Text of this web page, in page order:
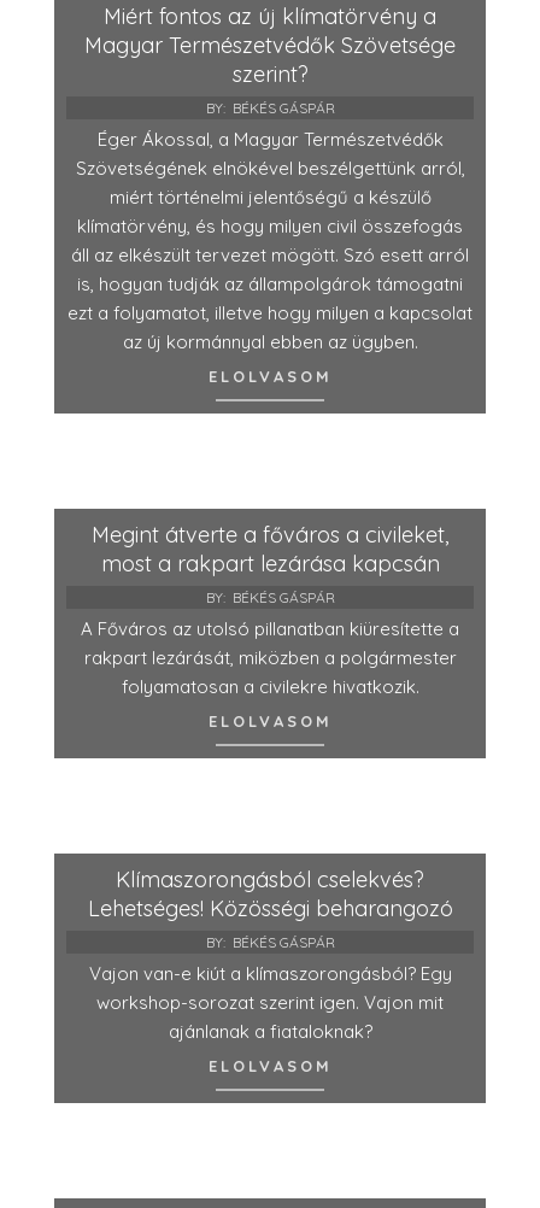
Miért fontos az új klímatörvény a
Magyar Természetvédők Szövetsége
szerint?
BY: BÉKÉS GÁSPÁR
Éger Ákossal, a Magyar Természetvédők
Szövetségének elnökével beszélgettünk arról,
miért történelmi jelentőségű a készülő
klímatörvény, és hogy milyen civil összefogás
áll az elkészült tervezet mögött. Szó esett arról
is, hogyan tudják az állampolgárok támogatni
ezt a folyamatot, illetve hogy milyen a kapcsolat
az új kormánnyal ebben az ügyben.
ELOLVASOM
Megint átverte a főváros a civileket,
most a rakpart lezárása kapcsán
BY: BÉKÉS GÁSPÁR
A Főváros az utolsó pillanatban kiüresítette a
rakpart lezárását, miközben a polgármester
folyamatosan a civilekre hivatkozik.
ELOLVASOM
Klímaszorongásból cselekvés?
Lehetséges! Közösségi beharangozó
BY: BÉKÉS GÁSPÁR
Vajon van-e kiút a klímaszorongásból? Egy
workshop-sorozat szerint igen. Vajon mit
ajánlanak a fiataloknak?
ELOLVASOM